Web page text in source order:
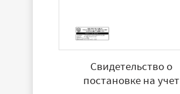
Свидетельство о
постановке на учет